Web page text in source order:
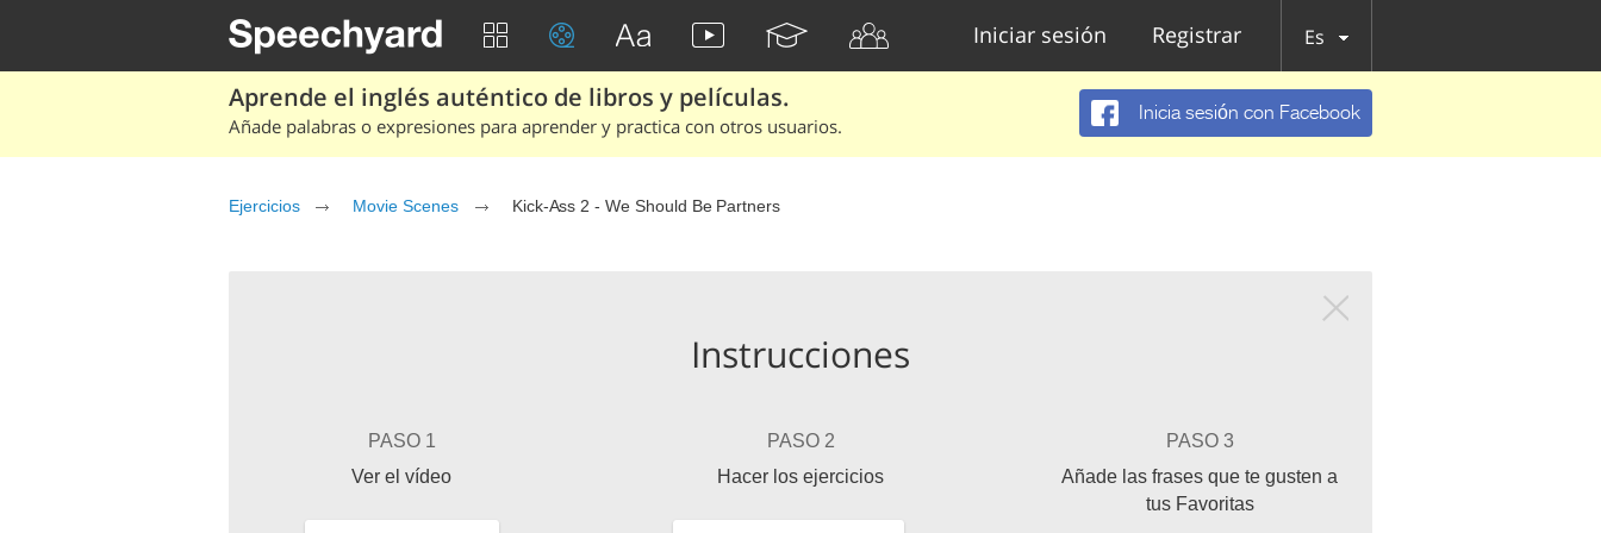
Iniciar sesión Registrar Es
Aprende el inglés auténtico de libros y películas.
Añade palabras o expresiones para aprender y practica con otros usuarios.
Inicia sesión con Facebook
Ejercicios Movie Scenes Kick-Ass 2 - We Should Be Partners
Instrucciones
PASO 1
Ver el vídeo
PASO 2
Hacer los ejercicios
PASO 3
Añade las frases que te gusten a
tus Favoritas